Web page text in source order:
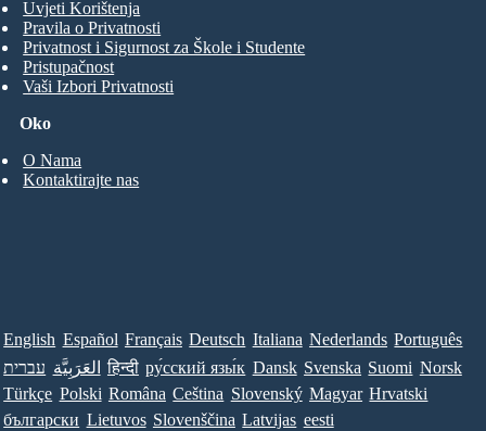
Oko
O Nama
Kontaktirajte nas
Uvjeti Korištenja
Pravila o Privatnosti
Privatnost i Sigurnost za Škole i Studente
Pristupačnost
Vaši Izbori Privatnosti
English Español Français Deutsch Italiana Nederlands Português
עברית العَرَبِيَّة हिन्दी ру́сский язы́к Dansk Svenska Suomi Norsk
Türkçe Polski Româna Ceština Slovenský Magyar Hrvatski
български Lietuvos Slovenščina Latvijas eesti